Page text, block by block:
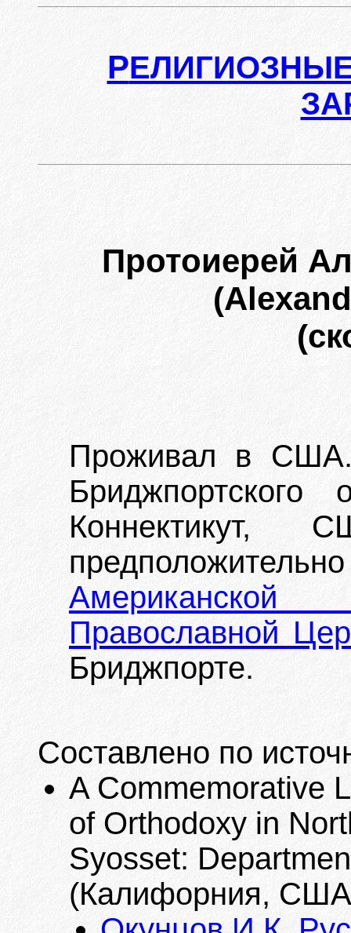
Р
Протоиерей
Проживал в США.
Православной
Бриджпорте.
Составлено по
A Commemorative
of Orthodoxy in
Syosset:
(Калифорния,